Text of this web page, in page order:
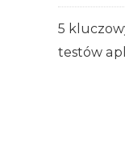
5
testów